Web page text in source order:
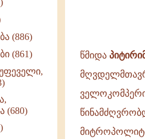
(886)
(861)
(680)
წმიდა